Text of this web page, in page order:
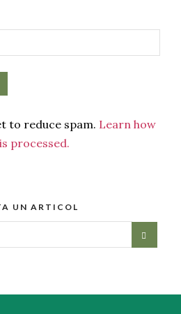
to reduce spam. Learn how
processed.
UN ARTICOL